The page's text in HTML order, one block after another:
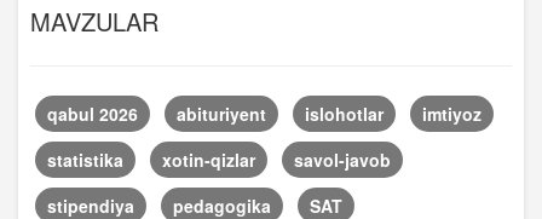
MAVZULAR
qabul 2026 abituriyent islohotlar
imtiyoz
statistika
xotin-qizlar
savol-javob
stipendiya
pedagogika
SAT